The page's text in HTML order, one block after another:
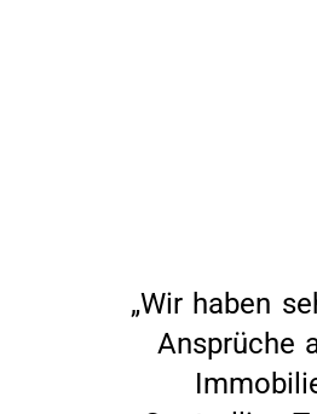
„Wir haben
Ansprüche